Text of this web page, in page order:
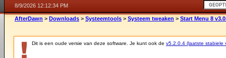
8/9/2026 12:12:34 PM
AfterDawn > Downloads > Systeemtools > Systeem tweaken > Start Menu 8
Dit is een oude versie van deze software. Je kunt ook de v5.2.0.4 (laatste stabiele